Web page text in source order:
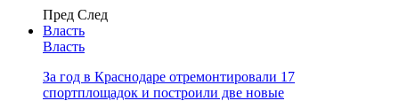
Пред След
Власть
Власть
За год в Краснодаре отремонтировали 17
спортплощадок и построили две новые